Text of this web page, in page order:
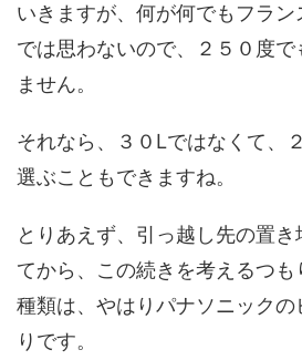
いきますが、何が何でもフラン
では思わないので、２５０度
ません。
それなら、３０Lではなくて、
選ぶこともできますね。
とりあえず、引っ越し先の置
てから、この続きを考えるつ
種類は、やはりパナソニックの
りです。